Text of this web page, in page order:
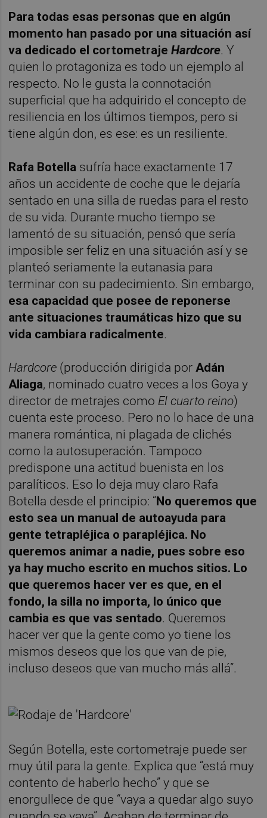
Para todas esas personas que en algún
momento han pasado por una situación así
va dedicado el cortometrajeHardcore. Y
quien lo protagoniza es todo un ejemplo al
respecto. No le gusta la connotación
superficial que ha adquirido el concepto de
resiliencia en los últimos tiempos, pero si
tiene algún don, es ese: es un resiliente.
Rafa Botella sufría hace exactamente 17
años un accidente de coche que le dejaría
sentado en una silla de ruedas para el resto
de su vida. Durante mucho tiempo se
lamentó de su situación, pensó que sería
imposible ser feliz en una situación así y se
planteó seriamente la eutanasia para
terminar con su padecimiento. Sin embargo,
esa capacidad que posee de reponerse
ante situaciones traumáticas hizo que su
vida cambiara radicalmente.
Hardcore (producción dirigida porAdán
Aliaga, nominado cuatro veces a los Goya y
director de metrajes como El cuarto reino)
cuenta este proceso. Pero no lo hace de una
manera romántica, ni plagada de clichés
como la autosuperación. Tampoco
predispone una actitud buenista en los
paralíticos. Eso lo deja muy claro Rafa
Botella desde el principio: “ No queremos que
esto sea un manual de autoayuda para
gente tetrapléjica o parapléjica. No
queremos animar a nadie, pues sobre eso
ya hay mucho escrito en muchos sitios. Lo
que queremos hacer ver es que, en el
fondo, la silla no importa, lo único que
cambia es que vas sentado. Queremos
hacer ver que la gente como yo tiene los
mismos deseos que los que van de pie,
incluso deseos que van mucho más allá”.
Según Botella, este cortometraje puede ser
muy útil para la gente. Explica que “está muy
contento de haberlo hecho” y que se
enorgullece de que “vaya a quedar algo suyo